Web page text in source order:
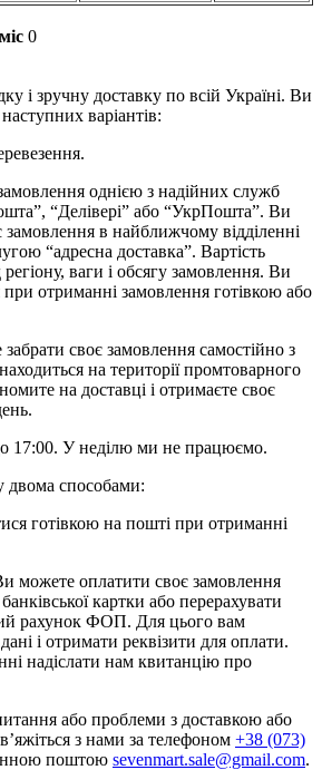
0
і зручну доставку по всій Україні. Ви
варіантів:
однією з надійних служб
“Делівері” або “УкрПошта”. Ви
в найближчому відділенні
“адресна доставка”. Вартість
ваги і обсягу замовлення. Ви
отриманні замовлення готівкою або
своє замовлення самостійно з
на території промтоварного
на доставці і отримаєте своє
17:00. У неділю ми не працюємо.
способами:
готівкою на пошті при отриманні
можете оплатити своє замовлення
картки або перерахувати
рахунок ФОП. Для цього вам
і отримати реквізити для оплати.
надіслати нам квитанцію про
або проблеми з доставкою або
з нами за телефоном +38 (073)
поштою sevenmart.sale@gmail.com.